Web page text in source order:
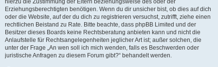
hierzu die Zustimmung der Eltern beziehungsweise des oder der
Erziehungsberechtigten benötigen. Wenn du dir unsicher bist, ob dies auf dich
oder die Website, auf der du dich zu registrieren versuchst, zutrifft, ziehe einen
rechtlichen Beistand zu Rate. Bitte beachte, dass phpBB Limited und der
Besitzer dieses Boards keine Rechtsberatung anbieten kann und nicht die
Anlaufstelle für Rechtsangelegenheiten jeglicher Art ist; außer solchen, die
unter der Frage „An wen soll ich mich wenden, falls es Beschwerden oder
juristische Anfragen zu diesem Forum gibt?“ behandelt werden.